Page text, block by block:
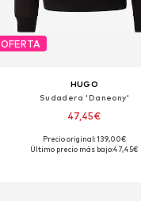
OFERTA
HUGO
Sudadera 'Daneony'
47,45€
Tallas disponibles: XS, S, M, L,
Precio original: 139,00€
Último precio más bajo:47,45€